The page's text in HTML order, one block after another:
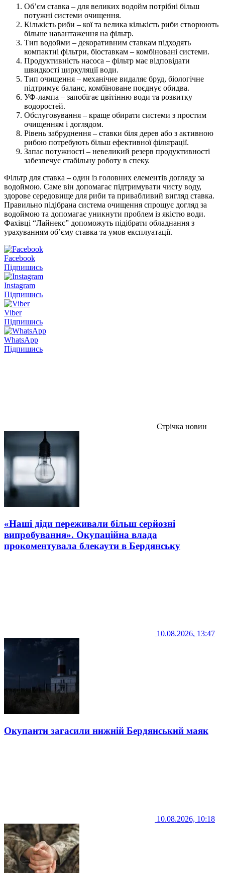
Об’єм ставка – для великих водойм потрібні більш
потужні системи очищення.
Кількість риби – кої та велика кількість риби створюють
більше навантаження на фільтр.
Тип водойми – декоративним ставкам підходять
компактні фільтри, біоставкам – комбіновані системи.
Продуктивність насоса – фільтр має відповідати
швидкості циркуляції води.
Тип очищення – механічне видаляє бруд, біологічне
підтримує баланс, комбіноване поєднує обидва.
УФ-лампа – запобігає цвітінню води та розвитку
водоростей.
Обслуговування – краще обирати системи з простим
очищенням і доглядом.
Рівень забруднення – ставки біля дерев або з активною
рибою потребують більш ефективної фільтрації.
Запас потужності – невеликий резерв продуктивності
забезпечує стабільну роботу в спеку.
Фільтр для ставка – один із головних елементів догляду за
водоймою. Саме він допомагає підтримувати чисту воду,
здорове середовище для риби та привабливий вигляд ставка.
Правильно підібрана система очищення спрощує догляд за
водоймою та допомагає уникнути проблем із якістю води.
Фахівці “Лайнекс” допоможуть підібрати обладнання з
урахуванням об’єму ставка та умов експлуатації.
Facebook
Підпишись
Instagram
Підпишись
Viber
Підпишись
WhatsApp
Підпишись
Стрічка новин
«Наші діди переживали більш серйозні
випробування». Окупаційна влада
прокоментувала блекаути в Бердянську
10.08.2026, 13:47
Окупанти загасили нижній Бердянський маяк
10.08.2026, 10:18